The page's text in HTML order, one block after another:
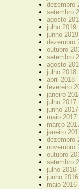
dezembro
setembro
agosto
julho 2019
junho 2019
dezembro
outubro
setembro
agosto
julho 2018
abril 2018
fevereiro
janeiro
julho 2017
junho 2017
maio 2017
março
janeiro
dezembro
novembro
outubro
setembro
julho 2016
junho 2016
maio 2016